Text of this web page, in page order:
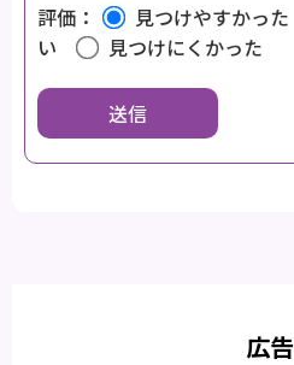
評価：
見つけやすかった
い
見つけにくかった
広告